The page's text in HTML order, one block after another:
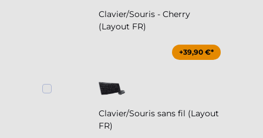
Clavier/Souris - Cherry
(Layout FR)
+39,90 €*
Clavier/Souris sans fil (Layout
FR)